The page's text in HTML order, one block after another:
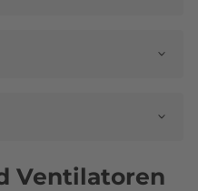
Ventilatoren